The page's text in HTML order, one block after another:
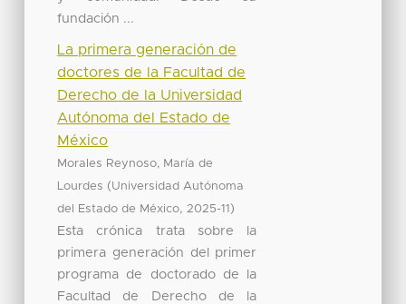
fundación ...
La primera generación de
doctores de la Facultad de
Derecho de la Universidad
Autónoma del Estado de
México
Morales Reynoso, María de
Lourdes (Universidad Autónoma
del Estado de México, 2025-11 )
Esta crónica trata sobre la
primera generación del primer
programa de doctorado de la
Facultad de Derecho de la